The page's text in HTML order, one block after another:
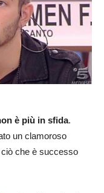
è più in sfida.
un clamoroso
che è successo